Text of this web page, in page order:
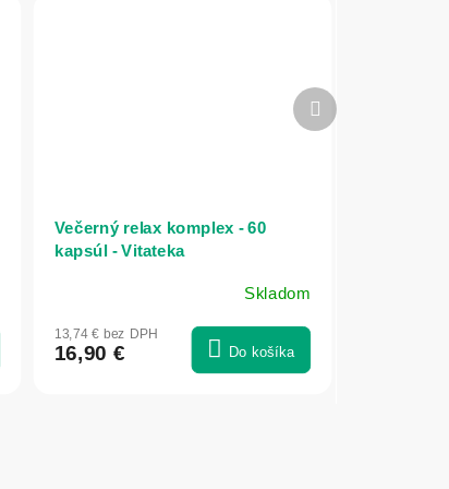
Večerný relax komplex - 60
kapsúl - Vitateka
Skladom
13,74 € bez DPH
16,90 € Do košíka
Ďalší
produkt